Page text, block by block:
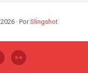
· PorSlingshot